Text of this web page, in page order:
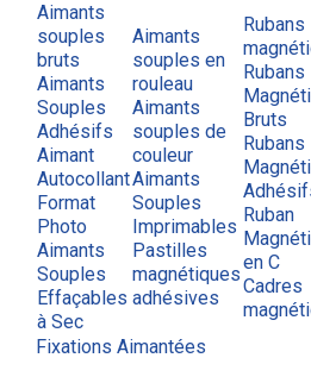
Aimants
souples
bruts
Aimants
Souples
Adhésifs
Aimant
Autocollant
Format
Photo
Aimants
Souples
Effaçables
à Sec
Aimants
souples en
rouleau
Aimants
souples de
couleur
Aimants
Souples
Imprimables
Pastilles
magnétiques
adhésives
Rubans
Rubans
Bruts
Rubans
Ruban
en C
Cadres
Fixations Aimantées